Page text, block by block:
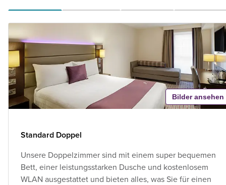
Bilder ansehen
Standard Doppel
Unsere Doppelzimmer sind mit einem super bequemen
Bett, einer leistungsstarken Dusche und kostenlosem
WLAN ausgestattet und bieten alles, was Sie für einen